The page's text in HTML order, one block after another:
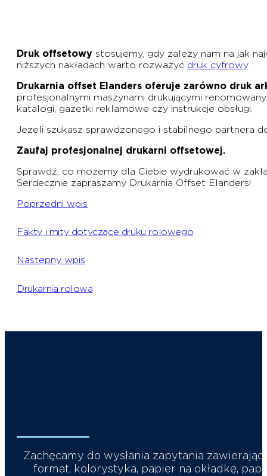
Druk offsetowy stosujemy, gdy zależy nam na jak
niższych nakładach warto rozważyć druk cyfrowy.
Drukarnia offset Elanders oferuje zarówno druk
profesjonalnymi maszynami drukującymi
katalogi, gazetki reklamowe czy instrukcje obsługi.
Jeżeli szukasz sprawdzonego i stabilnego partnera
Zaufaj profesjonalnej drukarni offsetowej.
Sprawdź, co możemy dla Ciebie wydrukować w
Serdecznie zapraszamy Drukarnia Offset Elanders!
Poprzedni wpis
Fakty i mity dotyczące druku rolowego
Następny wpis
Drukarnia rolowa
Zachęcamy do wysłania zapytania
format, kolorystyka, papier na okładkę,